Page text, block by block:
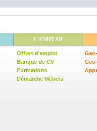
L'EMPLOI
Offres d'emploi
Banque de CV
Formations
Démarche Métiers